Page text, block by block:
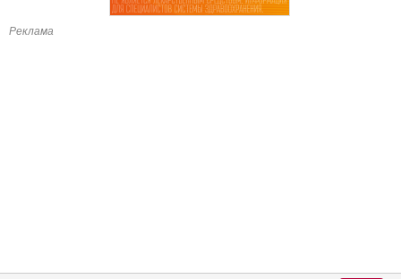
Реклама